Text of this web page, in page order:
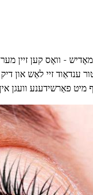
מאָדיש - וואָס קען זיין
ענדאַוד זיי לאַש און דיק
מיט פאַרשידענע וועגן